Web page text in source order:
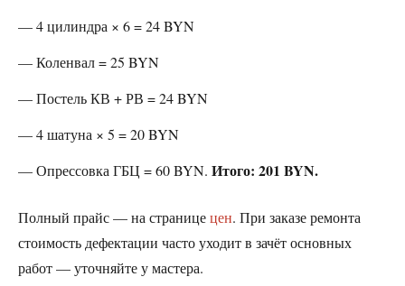
— 4 цилиндра × 6 = 24 BYN
— Коленвал = 25 BYN
— Постель КВ + РВ = 24 BYN
— 4 шатуна × 5 = 20 BYN
— Опрессовка ГБЦ = 60 BYN. Итого: 201 BYN.
Полный прайс — на страницецен. При заказе ремонта
стоимость дефектации часто уходит в зачёт основных
работ — уточняйте у мастера.